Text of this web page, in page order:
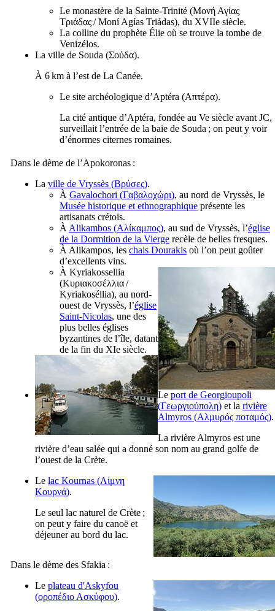
Le monastère de la Sainte-Trinité (Μονή Αγίας
Τριάδας/Moní Agías Triádas), du XVIIe siècle.
La colline du prophète Élie où se trouve la tombe de
Venizélos.
La ville de Souda (Σούδα).
À 6 km à l’est de La Canée.
Le site archéologique d’Aptéra (Απτέρα).
La cité antique d’Aptéra, fondée au Ve siècle avant JC,
surveillait l’entrée de la baie de Souda ; on peut y voir
d’énormes citernes romaines.
Dans le dème de l’Apokoronas :
La ville de Vryssès (Βρύσες).
À Gavalochori (Γαβαλοχώρι), au nord de Vryssès, le
Musée historique et ethnographique présente les
artisanats crétois.
À Alikambos (Αλίκαμπος), au sud de Vryssès, l’église
de la Dormition de la Vierge recèle de belles fresques.
À Alikampos, les chais Dourakis où l’on peut goûter
d’excellents vins.
À Kyriakossellia
(Κυριακοσέλλια/
Kyriakoséllia), au nord-
ouest de Vryssès, l’église
Saint-Nicolas, une des
plus belles églises
byzantines de l’île, datant
de la fin du XIe siècle.
Le port de Georgioupoli
(Γεωργιούπολη) et la rivière
Almyros (Αλμυρός ποταμός).
La rivière Almyros est une
rivière d’eau salée qui a donné son nom au grand golfe de
l’ouest de la Crète.
Le lac Kournas (Λίμνη
Κουρνά).
Le seul lac naturel de Crète ;
on peut y faire du canoë et
déjeuner au bord du lac.
Dans le dème des Sfakia :
Le plateau d'Askyfou
(οροπέδιο Ασκύφου).